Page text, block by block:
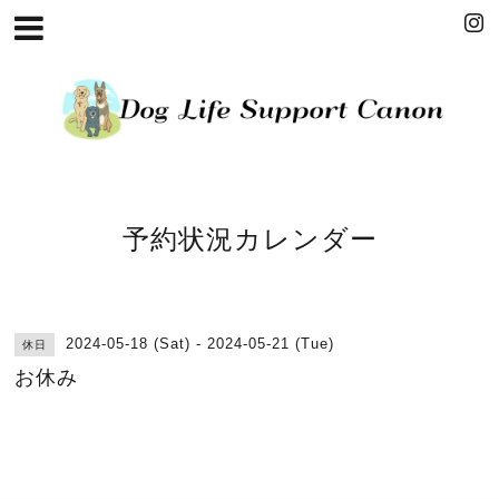
予約状況カレンダー
休日 2024-05-18 (Sat) - 2024-05-21 (Tue)
お休み